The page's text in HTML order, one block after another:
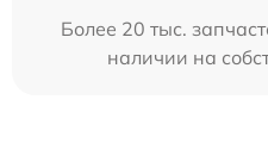
Более 20 тыс.
наличии на